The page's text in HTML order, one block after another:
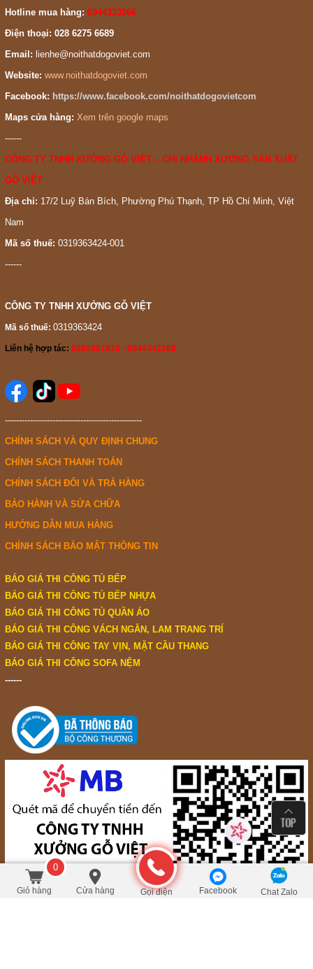
5.760.000 5.400.000đ/Cái Đặt mua
Hotline mua hàng: 0944333966
Điện thoại: 028 6275 6689
Email: lienhe@noithatdogoviet.com
Website: www.noithatdogoviet.com
Facebook: https://www.facebook.com/noithatdogovietcom
Maps cửa hàng: Xem trên google maps
------
CÔNG TY TNHH XƯỞNG GỖ VIỆT – CHI NHÁNH XƯỞNG SẢN XUẤT
GỖ VIỆT
Địa chỉ: 17/2 Luỹ Bán Bích, Phường Phú Thạnh, TP Hồ Chí Minh, Việt
Nam
Mã số thuế: 0319363424-001
------
CÔNG TY TNHH XƯỞNG GỖ VIỆT
Mã số thuế: 0319363424
Liên hệ hợp tác: 0988887878 - 0944442288
-------------------------------------------------
CHÍNH SÁCH VÀ QUY ĐỊNH CHUNG
CHÍNH SÁCH THANH TOÁN
CHÍNH SÁCH ĐỔI VÀ TRẢ HÀNG
BẢO HÀNH VÀ SỬA CHỮA
HƯỚNG DẪN MUA HÀNG
CHÍNH SÁCH BẢO MẬT THÔNG TIN
BÁO GIÁ THI CÔNG TỦ BẾP
BÁO GIÁ THI CÔNG TỦ BẾP NHỰA
BÁO GIÁ THI CÔNG TỦ QUẦN ÁO
BÁO GIÁ THI CÔNG VÁCH NGĂN, LAM TRANG TRÍ
BÁO GIÁ THI CÔNG TAY VỊN, MẶT CẦU THANG
BÁO GIÁ THI CÔNG SOFA NỆM
------
0
Giỏ hàng Cửa hàng Gọi điện Facebook Chat Zalo